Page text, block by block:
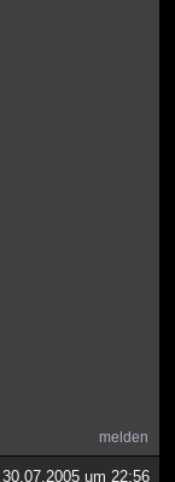
melden
30.07.2005 um 22:56